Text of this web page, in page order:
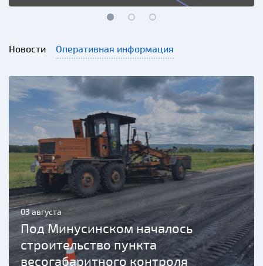
Новости Оперативная информация
03 августа
Под Минусинском началось
строительство пункта
весогабаритного контроля